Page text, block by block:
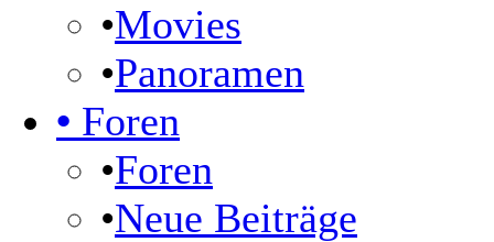
•Movies
•Panoramen
• Foren
•Foren
•Neue Beiträge